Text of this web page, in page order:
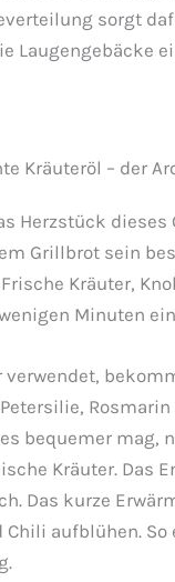
sorgt
Laugengebäcke
Kräuteröl – der
Herzstück
Grillbrot sein
Kräuter,
Minuten
verwendet,
bequemer mag,
Kräuter. Das
Das kurze
Chili aufblühen.